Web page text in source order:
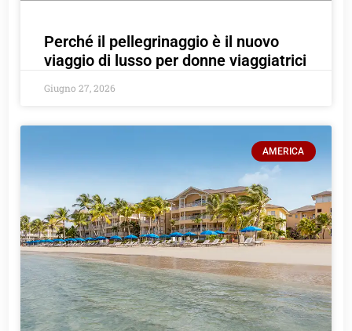
Perché il pellegrinaggio è il nuovo
viaggio di lusso per donne viaggiatrici
Giugno 27, 2026
AMERICA